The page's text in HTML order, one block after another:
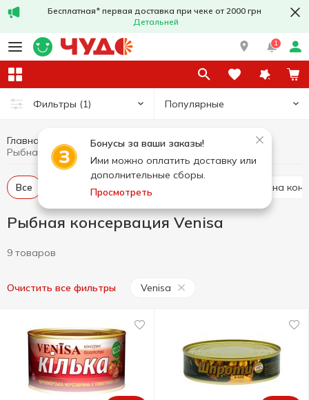
Бесплатная* первая доставка при чеке от 2000 грн
Детальней
1
Фильтры (1) Популярные
Бонусы за ваши заказы!
Ими можно оплатить доставку или
дополнительные сборы.
Просмотреть
Главная Консервы
Рыбная консервация
Все Печень трески консервированная Сардина
Рыбная консервация Venisa
9 товаров
Очистить все фильтры Venisa